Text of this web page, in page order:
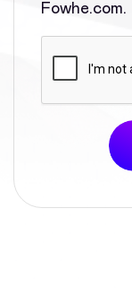
Fowhe.com.